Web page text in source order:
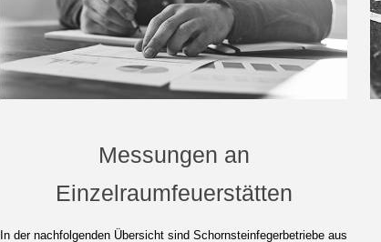
Messungen an
Einzelraumfeuerstätten
In der nachfolgenden Übersicht sind Schornsteinfegerbetriebe aus